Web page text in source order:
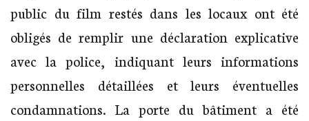
public du film restés dans les locaux ont été
obligés de remplir une déclaration explicative
avec la police, indiquant leurs informations
personnelles détaillées et leurs éventuelles
condamnations. La porte du bâtiment a été